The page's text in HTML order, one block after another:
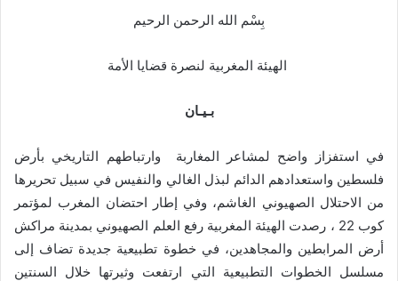
بِسْم الله الرحمن الرحيم
الهيئة المغربية لنصرة قضايا الأمة
بـيـان
في استفزاز واضح لمشاعر المغاربة وارتباطهم التاريخي بأرض
فلسطين واستعدادهم الدائم لبذل الغالي والنفيس في سبيل تحريرها
من الاحتلال الصهيوني الغاشم، وفي إطار احتضان المغرب لمؤتمر
كوب 22 ، رصدت الهيئة المغربية رفع العلم الصهيوني بمدينة مراكش
أرض المرابطين والمجاهدين، في خطوة تطبيعية جديدة تضاف إلى
مسلسل الخطوات التطبيعية التي ارتفعت وثيرتها خلال السنتين